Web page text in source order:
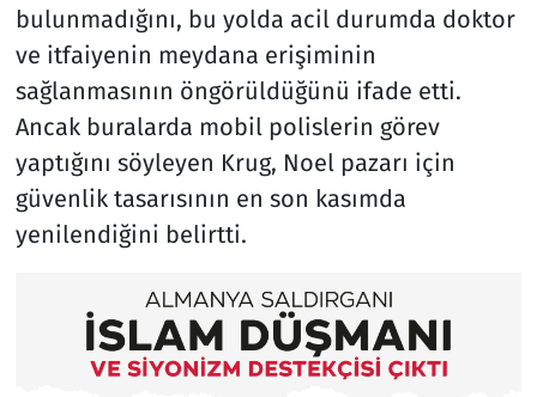
bulunmadığını, bu yolda acil durumda doktor
ve itfaiyenin meydana erişiminin
sağlanmasının öngörüldüğünü ifade etti.
Ancak buralarda mobil polislerin görev
yaptığını söyleyen Krug, Noel pazarı için
güvenlik tasarısının en son kasımda
yenilendiğini belirtti.